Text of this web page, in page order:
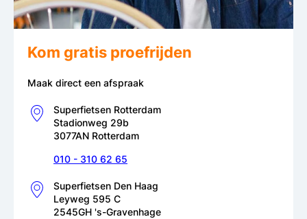
Kom gratis proefrijden
Maak direct een afspraak
Superfietsen Rotterdam
Stadionweg 29b
3077AN Rotterdam
010 - 310 62 65
Superfietsen Den Haag
Leyweg 595 C
2545GH 's-Gravenhage